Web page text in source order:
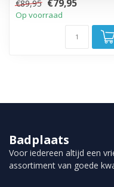
twee deure...
€89,95 €79,95
Op voorraad
Badplaats
Voor iedereen altijd een
assortiment van goede